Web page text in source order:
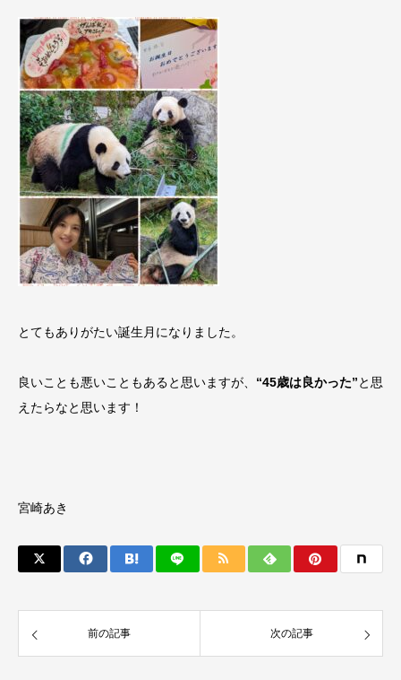
とてもありがたい誕生月になりました。
良いことも悪いこともあると思いますが、 “45歳は良かった”と思
えたらなと思います！
宮崎あき
前の記事 次の記事